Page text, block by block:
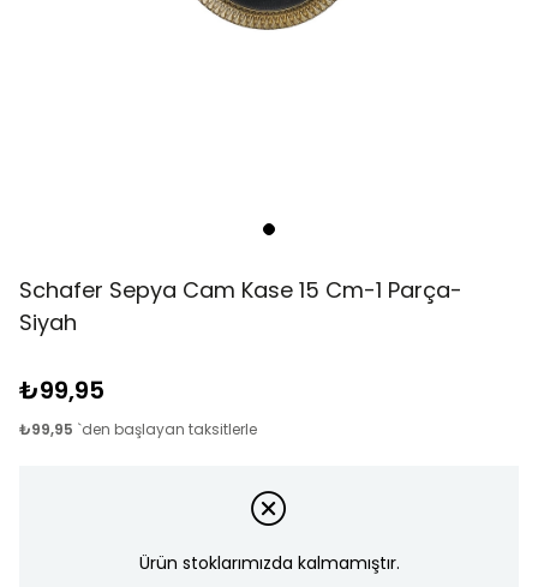
Schafer Sepya Cam Kase 15 Cm-1 Parça-
Siyah
₺99,95
₺99,95 `den başlayan taksitlerle
Ürün stoklarımızda kalmamıştır.